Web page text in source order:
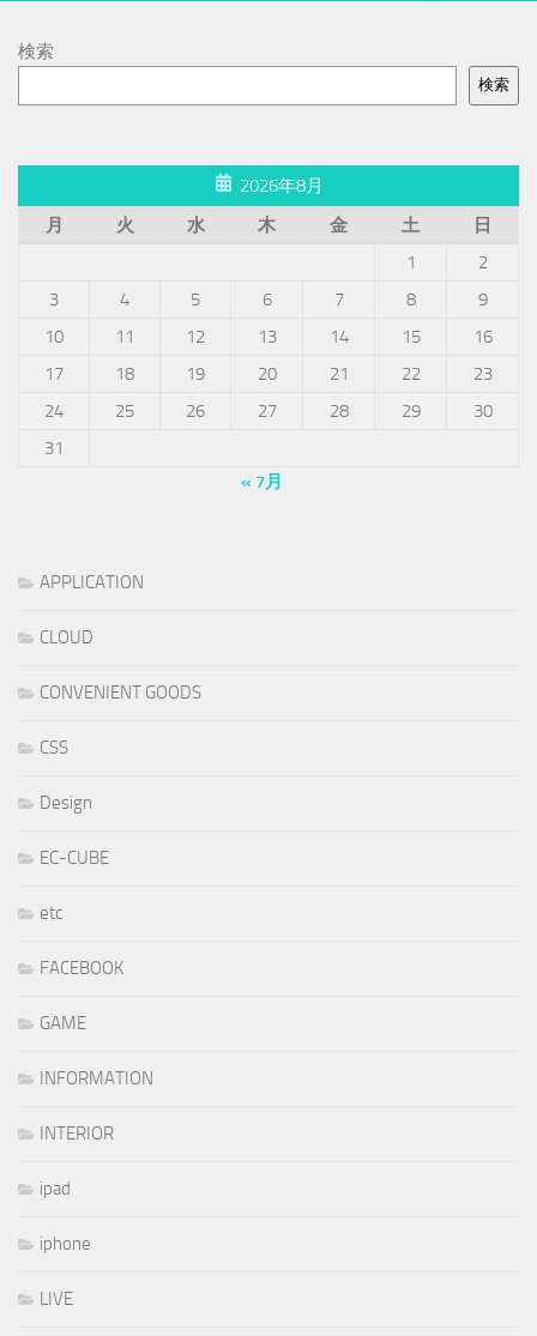
検索
検索
2026年8月
月
火 水 木 金 土
日
1
2
3
4 5 6 7 8
9
10
11 12 13 14 15
16
17
18 19 20 21 22
23
24
25 26 27 28 29
30
31
« 7月
APPLICATION
CLOUD
CONVENIENT GOODS
CSS
Design
EC-CUBE
etc
FACEBOOK
GAME
INFORMATION
INTERIOR
ipad
iphone
LIVE